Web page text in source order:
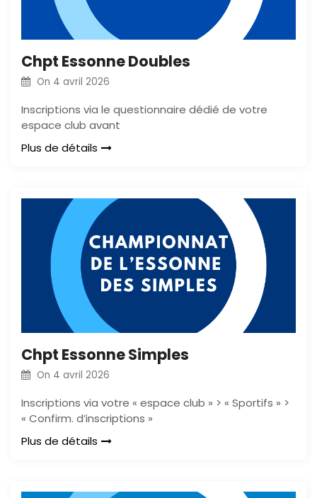
Chpt Essonne Doubles
On 4 avril 2026
Inscriptions via le questionnaire dédié de votre
espace club avant
Plus de détails
Chpt Essonne Simples
On 4 avril 2026
Inscriptions via votre « espace club » > « Sportifs » >
« Confirm. d’inscriptions »
Plus de détails